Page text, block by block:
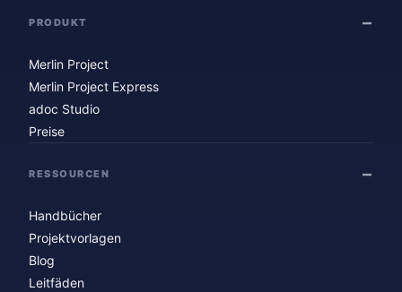
PRODUKT
Merlin Project
Merlin Project Express
adoc Studio
Preise
RESSOURCEN
Handbücher
Projektvorlagen
Blog
Leitfäden